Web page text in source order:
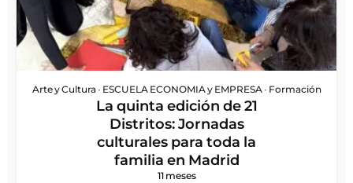
Arte y Cultura • ESCUELA ECONOMIA y EMPRESA • Formación
La quinta edición de 21
Distritos: Jornadas
culturales para toda la
familia en Madrid
11 meses